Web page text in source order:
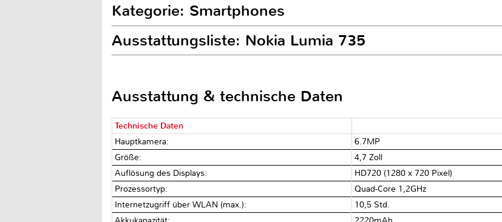
Kategorie: Smartphones
Ausstattungsliste: Nokia Lumia 735
Ausstattung & technische Daten
Technische Daten
Hauptkamera:
6.7MP
Größe:
4,7 Zoll
Auflösung des Displays:
HD720 (1280 x 720 Pixel)
Prozessortyp:
Quad-Core 1,2GHz
Internetzugriff über WLAN (max.):
10,5 Std.